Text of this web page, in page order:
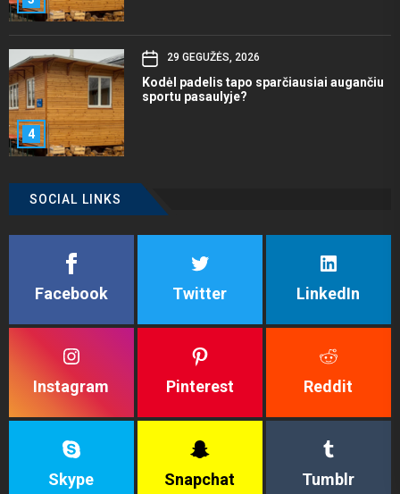
4
29 GEGUŽĖS, 2026
Kodėl padelis tapo sparčiausiai augančiu
sportu pasaulyje?
SOCIAL LINKS
Facebook Twitter LinkedIn
Instagram Pinterest Reddit
Skype Snapchat Tumblr